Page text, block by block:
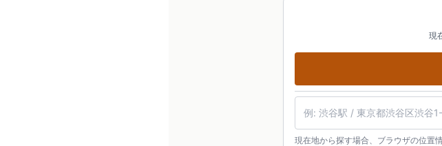
現
現在地から探す場合、ブラウザの位置